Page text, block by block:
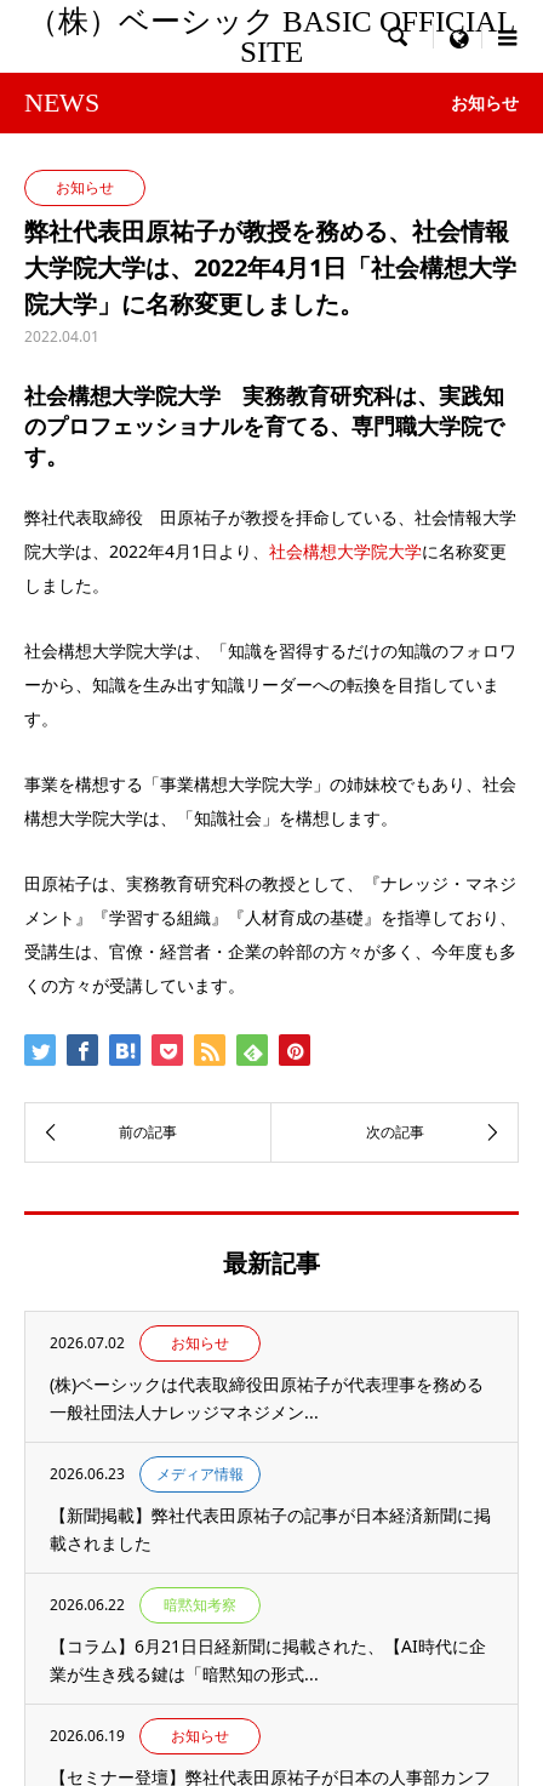
（株）ベーシック BASIC OFFICIAL
SITE
 menu
NEWS お知らせ
お知らせ
弊社代表田原祐子が教授を務める、社会情報
大学院大学は、2022年4月1日「社会構想大学
院大学」に名称変更しました。
2022.04.01
社会構想大学院大学 実務教育研究科は、実践知
のプロフェッショナルを育てる、専門職大学院で
す。
弊社代表取締役 田原祐子が教授を拝命している、社会情報大学
院大学は、2022年4月1日より、 社会構想大学院大学に名称変更
しました。
社会構想大学院大学は、「知識を習得するだけの知識のフォロワ
ーから、知識を生み出す知識リーダーへの転換を目指していま
す。
事業を構想する「事業構想大学院大学」の姉妹校でもあり、社会
構想大学院大学は、「知識社会」を構想します。
田原祐子は、実務教育研究科の教授として、『ナレッジ・マネジ
メント』『学習する組織』『人材育成の基礎』を指導しており、
受講生は、官僚・経営者・企業の幹部の方々が多く、今年度も多
くの方々が受講しています。
最新記事
2026.07.02 お知らせ
(株)ベーシックは代表取締役田原祐子が代表理事を務める
一般社団法人ナレッジマネジメン...
2026.06.23 メディア情報
【新聞掲載】弊社代表田原祐子の記事が日本経済新聞に掲
載されました
2026.06.22 暗黙知考察
【コラム】6月21日日経新聞に掲載された、【AI時代に企
業が生き残る鍵は「暗黙知の形式...
2026.06.19 お知らせ
【セミナー登壇】弊社代表田原祐子が日本の人事部カンフ